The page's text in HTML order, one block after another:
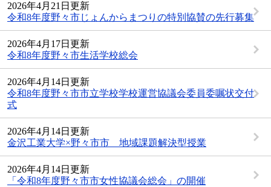
2026年4月21日更新
令和8年度野々市じょんからまつりの特別協賛の先行募集
2026年4月17日更新
令和8年度野々市生活学校総会
2026年4月14日更新
令和8年度野々市市立学校学校運営協議会委員委嘱状交付
式
2026年4月14日更新
金沢工業大学×野々市市 地域課題解決型授業
2026年4月14日更新
「令和8年度野々市市女性協議会総会」の開催